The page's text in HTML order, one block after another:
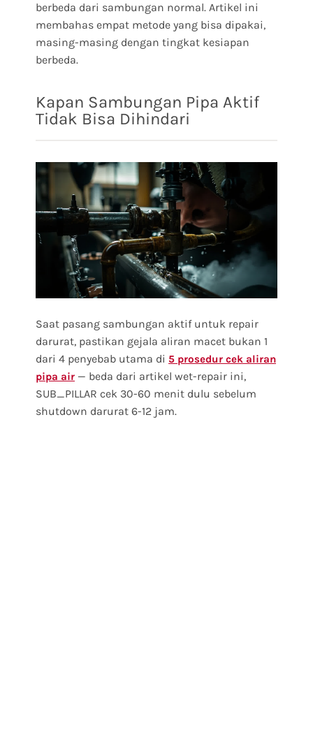
berbeda dari sambungan normal. Artikel ini
membahas empat metode yang bisa dipakai,
masing-masing dengan tingkat kesiapan
berbeda.
Kapan Sambungan Pipa Aktif
Tidak Bisa Dihindari
Saat pasang sambungan aktif untuk repair
darurat, pastikan gejala aliran macet bukan 1
dari 4 penyebab utama di 5 prosedur cek aliran
pipa air — beda dari artikel wet-repair ini,
SUB_PILLAR cek 30-60 menit dulu sebelum
shutdown darurat 6-12 jam.